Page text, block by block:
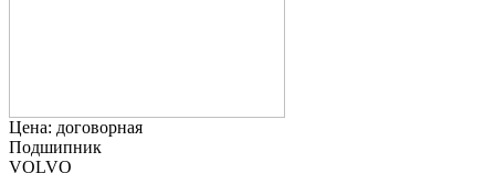
Цена: договорная
Подшипник
VOLVO